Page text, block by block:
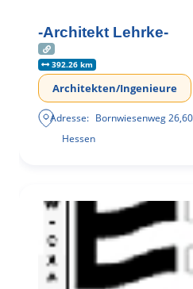
-Architekt Lehrke-
392.26 km
Architekten/Ingenieure
Adresse: Bornwiesenweg 26,
Hessen